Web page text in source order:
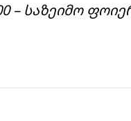
– საზეიმო